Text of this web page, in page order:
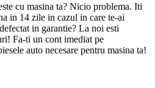
cu masina ta? Nicio problema. Iti
in 14 zile in cazul in care te-ai
in garantie? La noi esti
Fa-ti un cont imediat pe
auto necesare pentru masina ta!